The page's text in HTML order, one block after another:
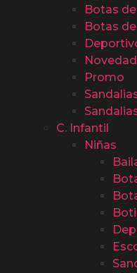
Botas
Botas
Promo
C. Infantil
Niñas